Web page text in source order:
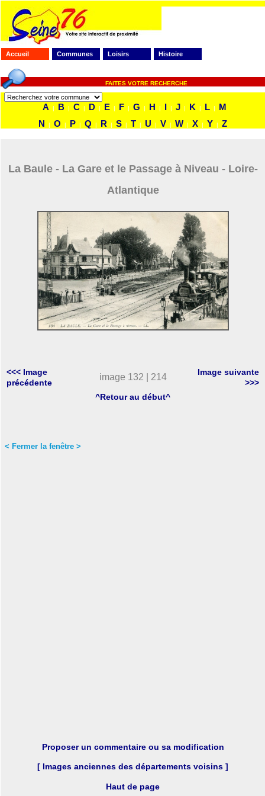
Accueil Communes Loisirs Histoire
FAITES VOTRE RECHERCHE
A | B | C | D | E | F | G | H | I | J | K | L |
M
N
| O | P | Q | R | S | T | U | V | W | X | Y | Z
La Baule - La Gare et le Passage à Niveau - Loire-
Atlantique
<<< Image
précédente
image 132 | 214
Image suivante
>>>
^Retour au début^
< Fermer la fenêtre >
Proposer un commentaire ou sa modification
[ Images anciennes des départements voisins ]
Haut de page